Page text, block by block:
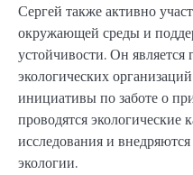
Сергей также активно
окружающей среды и
устойчивости. Он
экологических
инициативы по заботе о
проводятся экологические
исследования и
экологии.